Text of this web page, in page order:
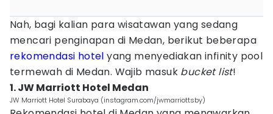
Nah, bagi kalian para wisatawan yang sedang
mencari penginapan di Medan, berikut beberapa
rekomendasi hotel yang menyediakan infinity pool
termewah di Medan. Wajib masuk bucket list!
1. JW Marriott Hotel Medan
JW Marriott Hotel Surabaya (instagram.com/jwmarriottsby)